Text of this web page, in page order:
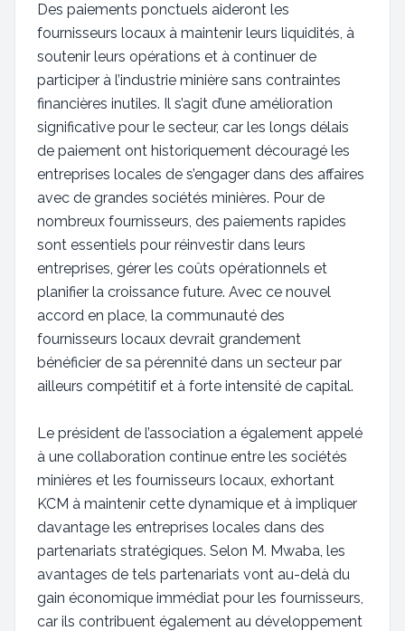
Des paiements ponctuels aideront les
fournisseurs locaux à maintenir leurs liquidités, à
soutenir leurs opérations et à continuer de
participer à l’industrie minière sans contraintes
financières inutiles. Il s’agit d’une amélioration
significative pour le secteur, car les longs délais
de paiement ont historiquement découragé les
entreprises locales de s’engager dans des affaires
avec de grandes sociétés minières. Pour de
nombreux fournisseurs, des paiements rapides
sont essentiels pour réinvestir dans leurs
entreprises, gérer les coûts opérationnels et
planifier la croissance future. Avec ce nouvel
accord en place, la communauté des
fournisseurs locaux devrait grandement
bénéficier de sa pérennité dans un secteur par
ailleurs compétitif et à forte intensité de capital.
Le président de l’association a également appelé
à une collaboration continue entre les sociétés
minières et les fournisseurs locaux, exhortant
KCM à maintenir cette dynamique et à impliquer
davantage les entreprises locales dans des
partenariats stratégiques. Selon M. Mwaba, les
avantages de tels partenariats vont au-delà du
gain économique immédiat pour les fournisseurs,
car ils contribuent également au développement